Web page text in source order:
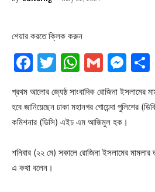
শেয়ার করতে ক্লিক করুন
Facebook
TwitterGmail
প্রথম আলোর জ্যেষ্ঠ সাংবাদিক রোজিনা ইসলামের
হবে জানিয়েছেন ঢাকা মহানগর গোয়েন্দা পুলিশের
কমিশনার (ডিসি) এইচ এম আজিমুল হক।
শনিবার (২২ মে) সকালে রোজিনা ইসলামের মামলার
এ কথা বলেন।